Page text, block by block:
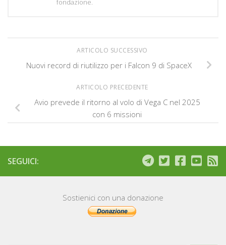
fondazione.
ARTICOLO SUCCESSIVO
Nuovi record di riutilizzo per i Falcon 9 di SpaceX
ARTICOLO PRECEDENTE
Avio prevede il ritorno al volo di Vega C nel 2025
con 6 missioni
SEGUICI:
Sostienici con una donazione